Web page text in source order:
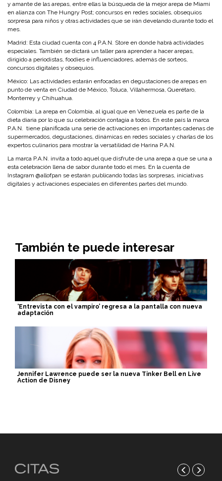
y amante de las arepas, entre ellas la búsqueda de la mejor arepa de Miami
en alianza con The Hungry Post; concursos en redes sociales, obsequios
sorpresa para niños y otras actividades que se irán develando durante todo el
mes.
Madrid: Esta ciudad cuenta con 4 P.A.N. Store en donde habrá actividades
especiales. También se dictará un taller para aprender a hacer arepas,
dirigido a periodistas, foodies e influenciadores, además de sorteos,
concursos digitales y obsequios.
México: Las actividades estarán enfocadas en degustaciones de arepas en
punto de venta en Ciudad de México, Toluca, Villahermosa, Querétaro,
Monterrey y Chihuahua.
Colombia: La arepa en Colombia, al igual que en Venezuela es parte de la
dieta diaria por lo que su celebración contagia a todos. En este país la marca
P.A.N. tiene planificada una serie de activaciones en importantes cadenas de
supermercados, degustaciones, dinámicas en redes sociales y charlas de los
expertos culinarios para mostrar la versatilidad de Harina P.A.N.
La marca P.A.N. invita a todo aquel que disfrute de una arepa a que se una a
esta celebración llena de sabor durante todo el mes. En la cuenta de
Instagram @allofpan se estarán publicando todas las sorpresas, iniciativas
digitales y activaciones especiales en diferentes partes del mundo.
También te puede interesar
‘Entrevista con el vampiro’ regresa a la pantalla con nueva
adaptación
Jennifer Lawrence puede ser la nueva Tinker Bell en Live
Action de Disney